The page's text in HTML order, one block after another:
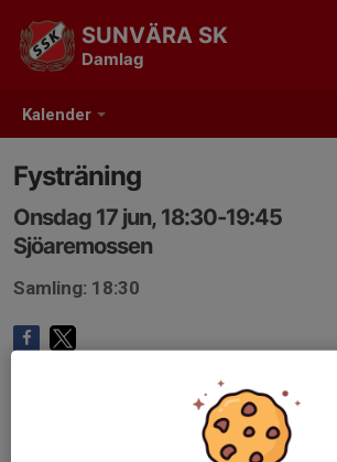
Kalender
SUNVÄRA SK
Damlag
Fysträning
Onsdag 17 jun, 18:30-19:45
Sjöaremossen
Samling: 18:30